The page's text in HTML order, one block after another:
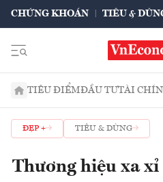
CHỨNG KHOÁN TIÊU &
TIÊU ĐIỂMĐẦU TƯTÀI
ĐẸP + TIÊU & DÙNG
Thương hiệu xa